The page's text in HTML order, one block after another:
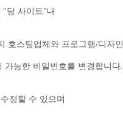
"당 사이트"내
호스팅업체와 프로그램/디자인
가능한 비밀번호를 변경합니다.
정할 수 있으며